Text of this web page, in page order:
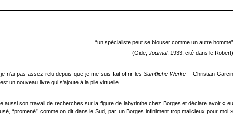
“un spécialiste peut se blouser comme un autre homme”
(Gide, Journal, 1933, cité dans le Robert)
n'ai pas assez relu depuis que je me suis fait offrir lesSämtliche Werke – Christian Garcin
un nouveau livre qui s'ajoute à la pile virtuelle.
aussi son travail de recherches sur la figure de labyrinthe chez Borges et déclare avoir « eu
“promené” comme on dit dans le Sud, par un Borges infiniment trop malicieux pour moi »